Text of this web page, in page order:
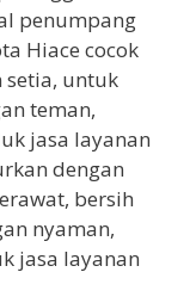
penumpang
Hiace cocok
setia, untuk
teman,
jasa layanan
dengan
bersih
nyaman,
jasa layanan